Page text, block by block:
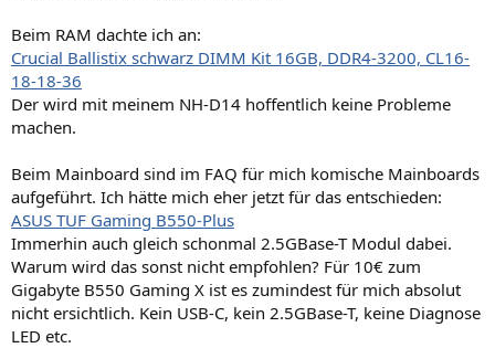
Beim RAM dachte ich an:
Crucial Ballistix schwarz DIMM Kit 16GB, DDR4-3200, CL16-
18-18-36
Der wird mit meinem NH-D14 hoffentlich keine Probleme
machen.
Beim Mainboard sind im FAQ für mich komische Mainboards
aufgeführt. Ich hätte mich eher jetzt für das entschieden:
ASUS TUF Gaming B550-Plus
Immerhin auch gleich schonmal 2.5GBase-T Modul dabei.
Warum wird das sonst nicht empfohlen? Für 10€ zum
Gigabyte B550 Gaming X ist es zumindest für mich absolut
nicht ersichtlich. Kein USB-C, kein 2.5GBase-T, keine Diagnose
LED etc.